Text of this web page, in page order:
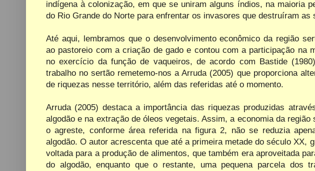
indígena à colonização, em que se uniram alguns índios, na maioria
do Rio Grande do Norte para enfrentar os invasores que destruíram as
Até aqui, lembramos que o desenvolvimento econômico da região
ao pastoreio com a criação de gado e contou com a participação na
no exercício da função de vaqueiros, de acordo com Bastide
trabalho no sertão remetemo-nos a Arruda (2005) que proporciona
de riquezas nesse território, além das referidas até o momento.
Arruda (2005) destaca a importância das riquezas produzidas
algodão e na extração de óleos vegetais. Assim, a economia da
o agreste, conforme área referida na figura 2, não se reduzia
algodão. O autor acrescenta que até a primeira metade do século XX,
voltada para a produção de alimentos, que também era aproveitada
do algodão, enquanto que o restante, uma pequena parcela dos